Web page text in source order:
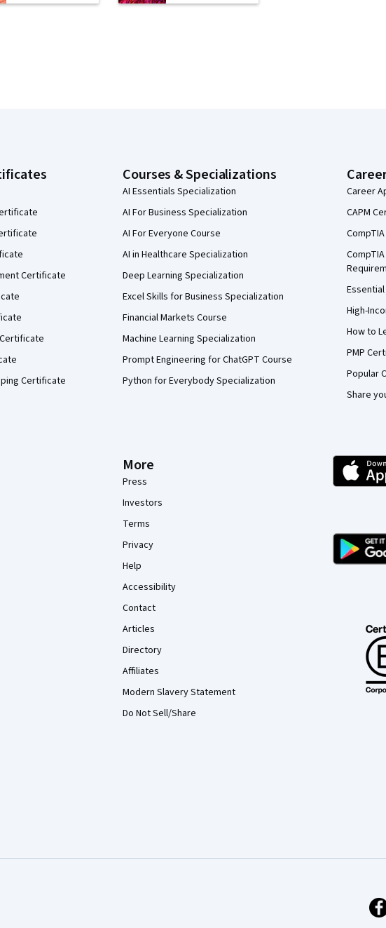
Certificate
Certificate
Courses & Specializations
AI Essentials Specialization
AI For Business Specialization
AI For Everyone Course
AI in Healthcare Specialization
Deep Learning Specialization
Excel Skills for Business Specialization
Financial Markets Course
Machine Learning Specialization
Prompt Engineering for ChatGPT Course
Python for Everybody Specialization
Career
CAPM
High-
How to
PMP
Popular
Share
More
Press
Investors
Terms
Privacy
Help
Accessibility
Contact
Articles
Directory
Affiliates
Modern Slavery Statement
Do Not Sell/Share